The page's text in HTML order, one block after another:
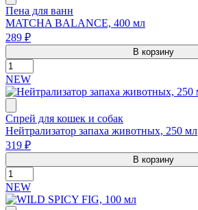
Пена для ванн
MATCHA BALANCE, 400 мл
289 ₽
В корзину
NEW
Спрей для кошек и собак
Нейтрализатор запаха животных, 250 мл
319 ₽
В корзину
NEW